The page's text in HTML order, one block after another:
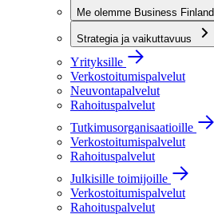
Me olemme Business Finland
Strategia ja vaikuttavuus
Yrityksille
Verkostoitumispalvelut
Neuvontapalvelut
Rahoituspalvelut
Tutkimusorganisaatioille
Verkostoitumispalvelut
Rahoituspalvelut
Julkisille toimijoille
Verkostoitumispalvelut
Rahoituspalvelut